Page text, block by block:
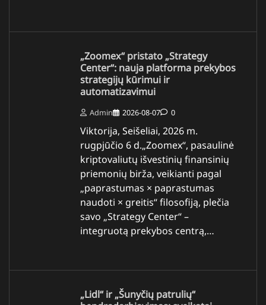
„Zoomex“ pristato „Strategy
Center“: nauja platforma prekybos
strategijų kūrimui ir
automatizavimui
Admin 2026-08-07 0
Viktorija, Seišeliai, 2026 m.
rugpjūčio 6 d.„Zoomex“, pasaulinė
kriptovaliutų išvestinių finansinių
priemonių birža, veikianti pagal
„paprastumas × paprastumas
naudoti × greitis“ filosofiją, plečia
savo „Strategy Center“ –
integruotą prekybos centrą,…
„Lidl“ ir „Šunyčių patrulių“